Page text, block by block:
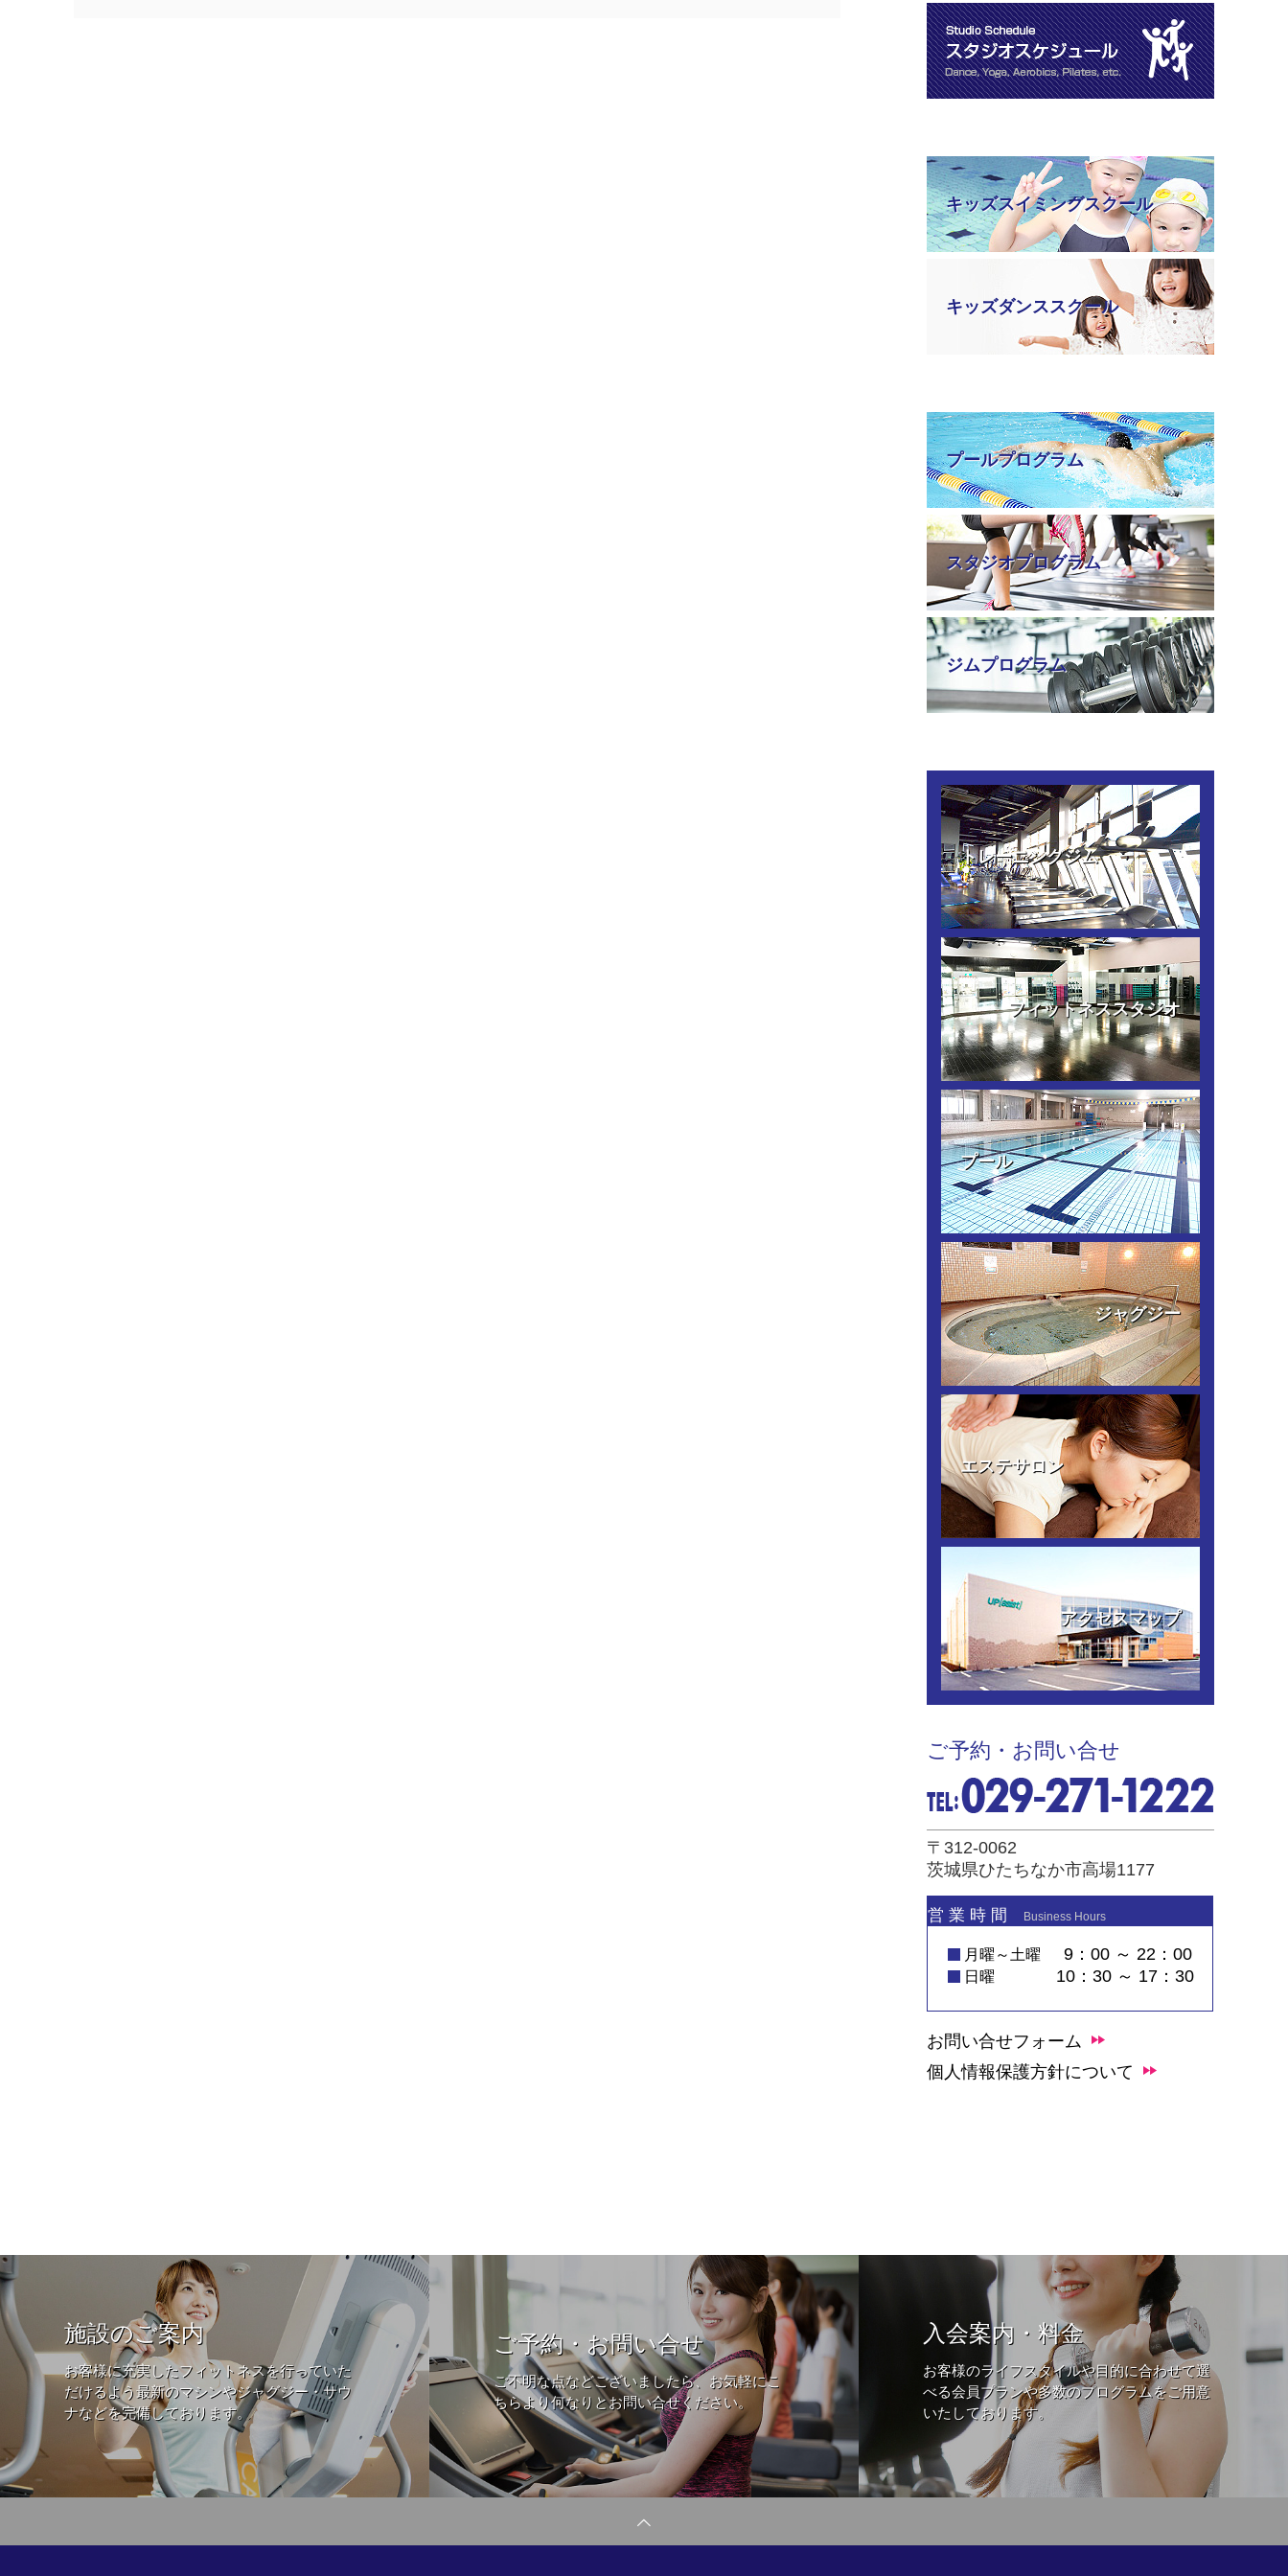
キッズスイミングスクール
キッズダンススクール
プールプログラム
スタジオプログラム
ジムプログラム
トレーニングジム
フィットネススタジオ
プール
ジャグジー
エステサロン
アクセスマップ
ご予約・お問い合せ
〒312-0062
茨城県ひたちなか市高場1177
営 業 時 間 Business Hours
月曜～土曜 9：00 ～ 22：00
日曜 10：30 ～ 17：30
お問い合せフォーム
個人情報保護方針について
施設のご案内
お客様に充実したフィットネスを行っていた
だけるよう最新のマシンやジャグジー・サウ
ナなどを完備しております。
ご予約・お問い合せ
ご不明な点などございましたら、お気軽にこ
ちらより何なりとお問い合せください。
入会案内・料金
お客様のライフスタイルや目的に合わせて選
べる会員プランや多数のプログラムをご用意
いたしております。